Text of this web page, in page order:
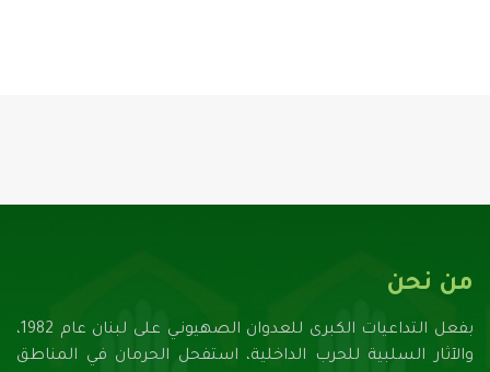
من نحن
بفعل التداعيات الكبرى للعدوان الصهيونـي على لبنان عام 1982،
والآثار السلبية للحرب الداخلية، استفحل الحرمان في المناطق